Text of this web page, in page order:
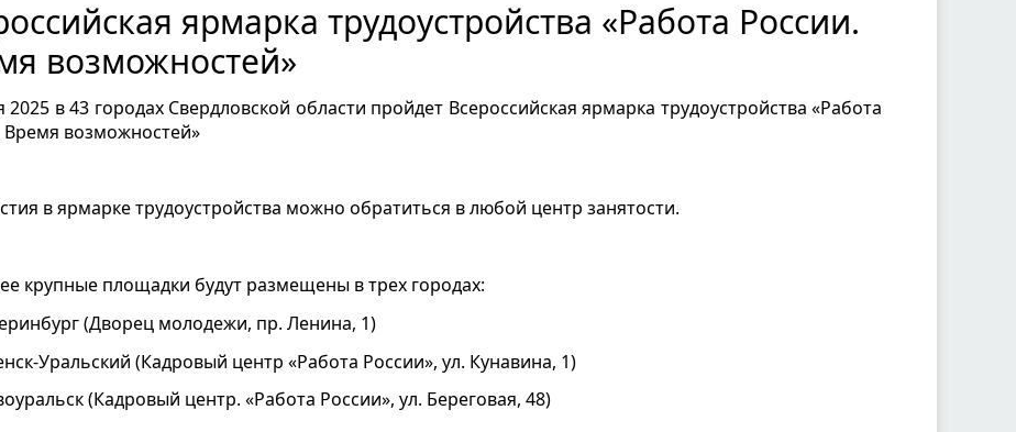
ярмарка трудоустройства «Работа России.
возможностей»
в 43 городах Свердловской области пройдет Всероссийская ярмарка трудоустройства «Работа
Время возможностей»
в ярмарке трудоустройства можно обратиться в любой центр занятости.
крупные площадки будут размещены в трех городах:
(Дворец молодежи, пр. Ленина, 1)
Уральский (Кадровый центр «Работа России», ул. Кунавина, 1)
(Кадровый центр. «Работа России», ул. Береговая, 48)